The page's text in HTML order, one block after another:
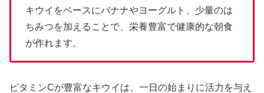
キウイをベースにバナナやヨーグルト、少量のは
ちみつを加えることで、栄養豊富で健康的な朝食
が作れます。
ビタミンCが豊富なキウイは、一日の始まりに活力を与え